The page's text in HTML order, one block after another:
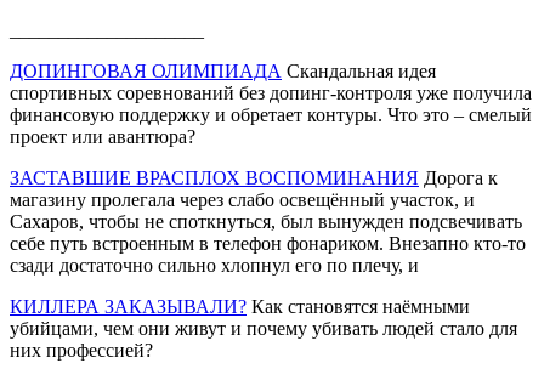
ДОПИНГОВАЯ ОЛИМПИАДА Скандальная идея
спортивных соревнований без допинг-контроля уже получила
финансовую поддержку и обретает контуры. Что это – смелый
проект или авантюра?
ЗАСТАВШИЕ ВРАСПЛОХ ВОСПОМИНАНИЯ Дорога к
магазину пролегала через слабо освещённый участок, и
Сахаров, чтобы не споткнуться, был вынужден подсвечивать
себе путь встроенным в телефон фонариком. Внезапно кто-то
сзади достаточно сильно хлопнул его по плечу, и
КИЛЛЕРА ЗАКАЗЫВАЛИ? Как становятся наёмными
убийцами, чем они живут и почему убивать людей стало для
них профессией?